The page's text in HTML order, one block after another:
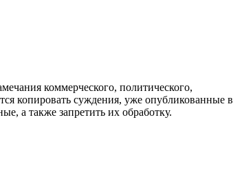
коммерческого, политического,
копировать суждения, уже опубликованные в
а также запретить их обработку.